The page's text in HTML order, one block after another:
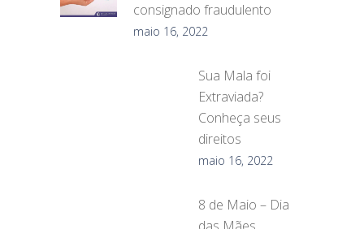
consignado fraudulento
maio 16, 2022
Sua Mala foi
Extraviada?
Conheça seus
direitos
maio 16, 2022
8 de Maio – Dia